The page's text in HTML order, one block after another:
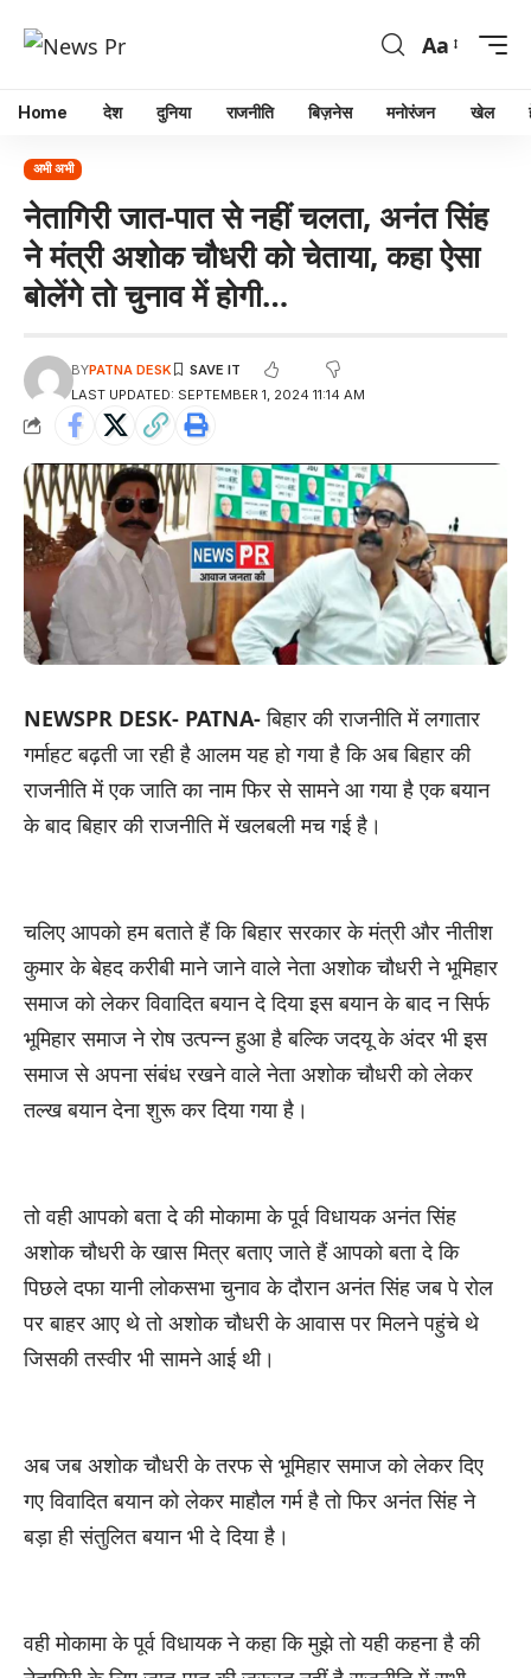
Aa
Home देश दुनिया राजनीति बिज़नेस मनोरंजन खेल
अभी अभी
नेतागिरी जात-पात से नहीं चलता, अनंत सिंह
ने मंत्री अशोक चौधरी को चेताया, कहा ऐसा
बोलेंगे तो चुनाव में होगी…
LAST UPDATED: SEPTEMBER 1, 2024 11:14 AM
BYPATNA DESK
NEWSPR DESK- PATNA-बिहार की राजनीति में लगातार
गर्माहट बढ़ती जा रही है आलम यह हो गया है कि अब बिहार की
राजनीति में एक जाति का नाम फिर से सामने आ गया है एक बयान
के बाद बिहार की राजनीति में खलबली मच गई है।
चलिए आपको हम बताते हैं कि बिहार सरकार के मंत्री और नीतीश
कुमार के बेहद करीबी माने जाने वाले नेता अशोक चौधरी ने भूमिहार
समाज को लेकर विवादित बयान दे दिया इस बयान के बाद न सिर्फ
भूमिहार समाज ने रोष उत्पन्न हुआ है बल्कि जदयू के अंदर भी इस
समाज से अपना संबंध रखने वाले नेता अशोक चौधरी को लेकर
तल्ख बयान देना शुरू कर दिया गया है।
तो वही आपको बता दे की मोकामा के पूर्व विधायक अनंत सिंह
अशोक चौधरी के खास मित्र बताए जाते हैं आपको बता दे कि
पिछले दफा यानी लोकसभा चुनाव के दौरान अनंत सिंह जब पे रोल
पर बाहर आए थे तो अशोक चौधरी के आवास पर मिलने पहुंचे थे
जिसकी तस्वीर भी सामने आई थी।
अब जब अशोक चौधरी के तरफ से भूमिहार समाज को लेकर दिए
गए विवादित बयान को लेकर माहौल गर्म है तो फिर अनंत सिंह ने
बड़ा ही संतुलित बयान भी दे दिया है।
वही मोकामा के पूर्व विधायक ने कहा कि मुझे तो यही कहना है की